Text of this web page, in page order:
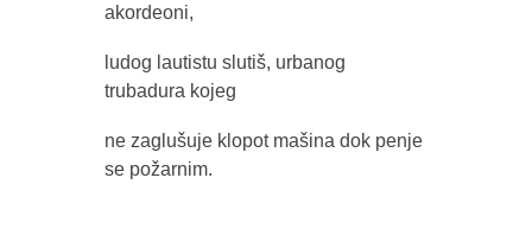
akordeoni,
ludog lautistu slutiš, urbanog
trubadura kojeg
ne zaglušuje klopot mašina dok penje
se požarnim.